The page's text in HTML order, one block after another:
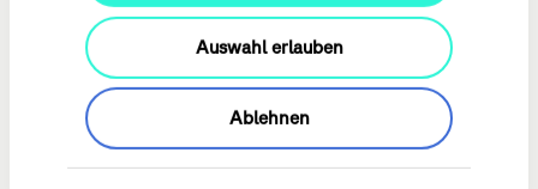
Auswahl erlauben
Ablehnen
Am Morgen konnte Beat noch im
Trockenen mit dem E-Bike von Kriens nach
Littau radeln. Nachmittags hat's dann